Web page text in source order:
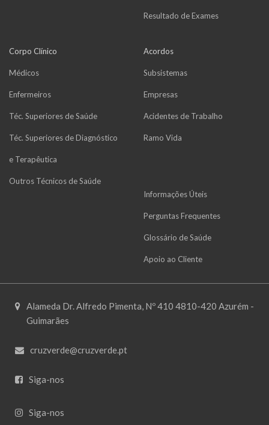
Resultado de Exames
Corpo Clínico
Médicos
Enfermeiros
Téc. Superiores de Saúde
Téc. Superiores de Diagnóstico
e Terapêutica
Outros Técnicos de Saúde
Acordos
Subsistemas
Empresas
Acidentes de Trabalho
Ramo Vida
Informações Úteis
Perguntas Frequentes
Glossário de Saúde
Apoio ao Cliente
Alameda Dr. Alfredo Pimenta, Nº 410 4810-420 Azurém -
Guimarães
cruzverde@cruzverde.pt
Siga-nos
Siga-nos